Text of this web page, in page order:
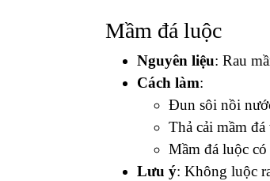
Mầm đá luộc
Nguyên liệu: Rau
Cách làm:
Đun sôi nồi
Thả cải mầm
Mầm đá luộc
Lưu ý: Không luộc